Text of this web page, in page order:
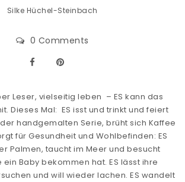
Silke Hüchel-Steinbach
0 Comments
Leser, vielseitig leben – ES kann das
Dieses Mal: ES isst und trinkt und feiert
der handgemalten Serie, brüht sich Kaffee
für Gesundheit und Wohlbefinden: ES
Palmen, taucht im Meer und besucht
Baby bekommen hat. ES lässt ihre
und will wieder lachen. ES wandelt